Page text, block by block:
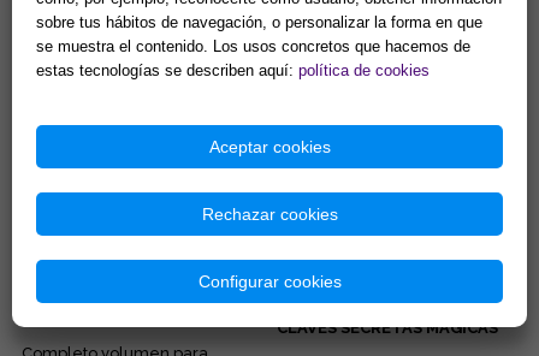
embarazo, de los negocios,
del pleito, de la salud... Éstas...
15,38 €
Comprar
manuales para iniciarnos en las
diferentes disciplinas
esotérica...
9,62 €
Comprar
EL TAROT DE MARSELLA, AL
TAROT DE MARSELLA:
CLAVES SECRETAS MÁGICAS
sobre tus hábitos de navegación, o personalizar la forma en que
se muestra el contenido. Los usos concretos que hacemos de
estas tecnologías se describen aquí: política de cookies
Aceptar cookies
Rechazar cookies
Configurar cookies